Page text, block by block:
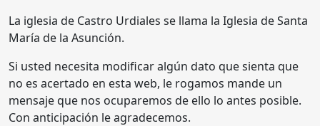
La iglesia de Castro Urdiales se llama la Iglesia de Santa
María de la Asunción.
Si usted necesita modificar algún dato que sienta que
no es acertado en esta web, le rogamos mande un
mensaje que nos ocuparemos de ello lo antes posible.
Con anticipación le agradecemos.